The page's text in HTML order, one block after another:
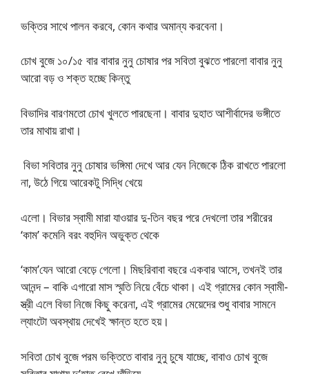
ভক্তির সাথে পালন করবে, কোন কথার অমান্য করবেনা।
চোখ বুজে ১০/১৫ বার বাবার নুনু চোষার পর সবিতা বুঝতে পারলো বাবার নুনু
আরো বড় ও শক্ত হচ্ছে কিন্তু
বিভাদির বারণমতো চোখ খুলতে পারছেনা। বাবার দুহাত আশীর্বাদের ভঙ্গীতে
তার মাথায় রাখা।
বিভা সবিতার নুনু চোষার ভঙ্গিমা দেখে আর যেন নিজেকে ঠিক রাখতে পারলো
না, উঠে গিয়ে আরেকটু সিদ্ধি খেয়ে
এলো। বিভার স্বামী মারা যাওয়ার দু-তিন বছর পরে দেখলো তার শরীরের
‘কাম’ কমেনি বরং বহুদিন অভুক্ত থেকে
‘কাম’যেন আরো বেড়ে গেলো। মিছরিবাবা বছরে একবার আসে, তখনই তার
আনন্দ – বাকি এগারো মাস স্মৃতি নিয়ে বেঁচে থাকা। এই গ্রামের কোন স্বামী-
স্ত্রী এলে বিভা নিজে কিছু করেনা, এই গ্রামের মেয়েদের শুধু বাবার সামনে
ল্যাংটো অবস্থায় দেখেই ক্ষান্ত হতে হয়।
সবিতা চোখ বুজে পরম ভক্তিতে বাবার নুনু চুষে যাচ্ছে, বাবাও চোখ বুজে